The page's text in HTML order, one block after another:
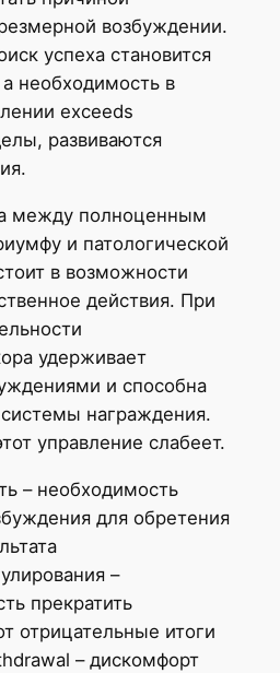
возбуждении.
успеха становится
необходимость в
exceeds
развиваются
между полноценным
и патологической
в возможности
действия. При
удерживает
и способна
системы награждения.
управление слабеет.
– необходимость
для обретения
–
прекратить
отрицательные итоги
– дискомфорт